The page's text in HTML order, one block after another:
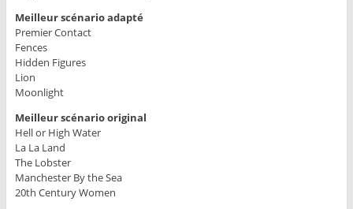
Meilleur scénario adapté
Premier Contact
Fences
Hidden Figures
Lion
Moonlight
Meilleur scénario original
Hell or High Water
La La Land
The Lobster
Manchester By the Sea
20th Century Women